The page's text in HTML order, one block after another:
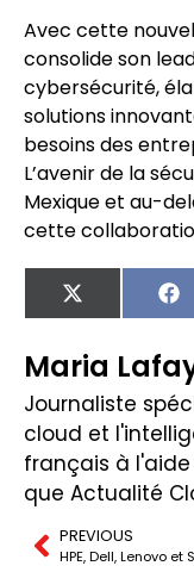
Avec cette
consolide son
cybersécurité,
solutions
besoins des
L’avenir de la
Mexique et au-
cette
X
(Twitter)
Maria
Journaliste
cloud et
français à
que Actualité
PREVIOUS